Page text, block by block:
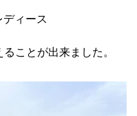
ィース
ことが出来ました。